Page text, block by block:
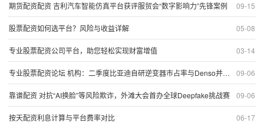
09-15
期货配资配资 吉利汽车智能仿真平台获评服贸会“数字影响力”先锋案例
05-08
股票配资如何选平台？风险与收益详解
03-14
专业股票配资公司平台，助您轻松实现财富增值
09-06
专业股票配资论坛 机构：二季度比亚迪自研逆变器市占率与Denso并列全球第一
09-06
靠谱配资 对抗“AI换脸”等风险欺诈，外滩大会首办全球Deepfake挑战赛
06-17
按天配资利息计算与平台费率对比